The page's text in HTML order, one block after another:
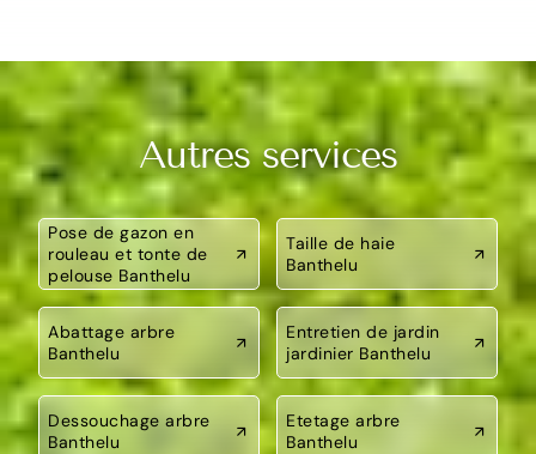
Autres services
Pose de gazon en
rouleau et tonte de
pelouse Banthelu
Taille de haie
Banthelu
Abattage arbre
Banthelu
Entretien de jardin
jardinier Banthelu
Dessouchage arbre
Banthelu
Etetage arbre
Banthelu